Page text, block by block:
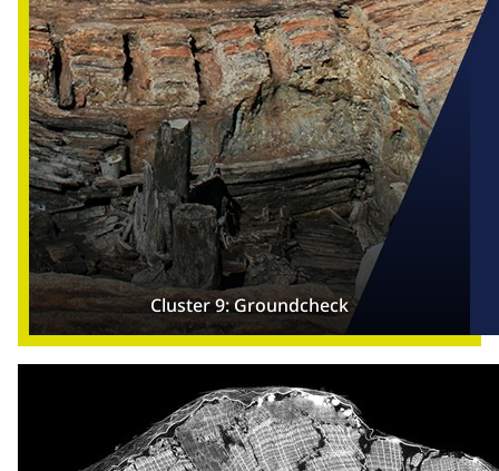
Cluster 9: Groundcheck